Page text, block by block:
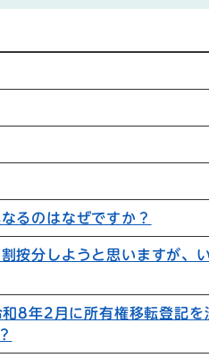
るのはなぜですか？
按分しようと思いますが、
8年2月に所有権移転登記を